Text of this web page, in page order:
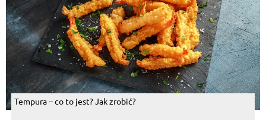
Tempura – co to jest? Jak zrobić?